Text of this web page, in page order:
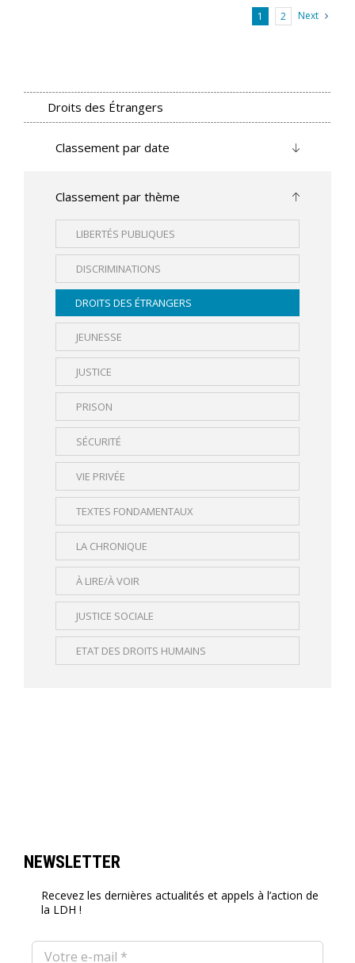
1 2 Next
Droits des Étrangers
Classement par date
Classement par thème
LIBERTÉS PUBLIQUES
DISCRIMINATIONS
DROITS DES ÉTRANGERS
JEUNESSE
JUSTICE
PRISON
SÉCURITÉ
VIE PRIVÉE
TEXTES FONDAMENTAUX
LA CHRONIQUE
À LIRE/À VOIR
JUSTICE SOCIALE
ETAT DES DROITS HUMAINS
NEWSLETTER
Recevez les dernières actualités et appels à l’action de
la LDH !